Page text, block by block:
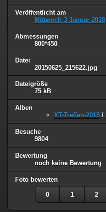
Veröffentlicht am
Mittwoch 3 Januar 2018
Abmessungen
800*450
Datei
20150625_215622.jpg
Dateigröße
75 kB
Alben
XT-Treffen-2015 /
Besuche
9804
Bewertung
noch keine Bewertung
Foto bewerten
0 1 2